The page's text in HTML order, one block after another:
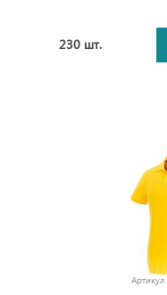
230 шт.
Артикул